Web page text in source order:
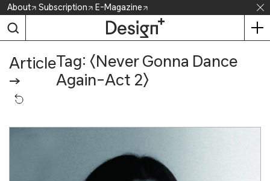
Skip
content
About Subscription E-Magazine
Article
→
Tag: 〈Never Gonna Dance
Again–Act 2〉